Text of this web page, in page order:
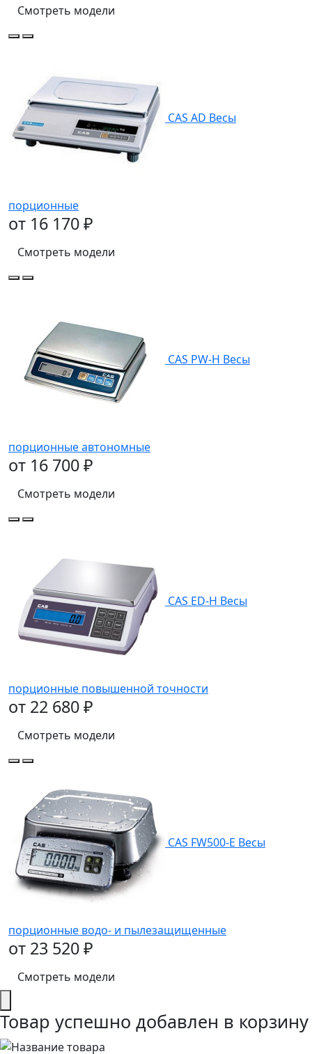
Смотреть модели
CAS AD Весы
порционные
от 16 170 ₽
Смотреть модели
CAS РW-H Весы
порционные автономные
от 16 700 ₽
Смотреть модели
CAS ED-Н Весы
порционные повышенной точности
от 22 680 ₽
Смотреть модели
CAS FW500-Е Весы
порционные водо- и пылезащищенные
от 23 520 ₽
Смотреть модели
Товар успешно добавлен в корзину